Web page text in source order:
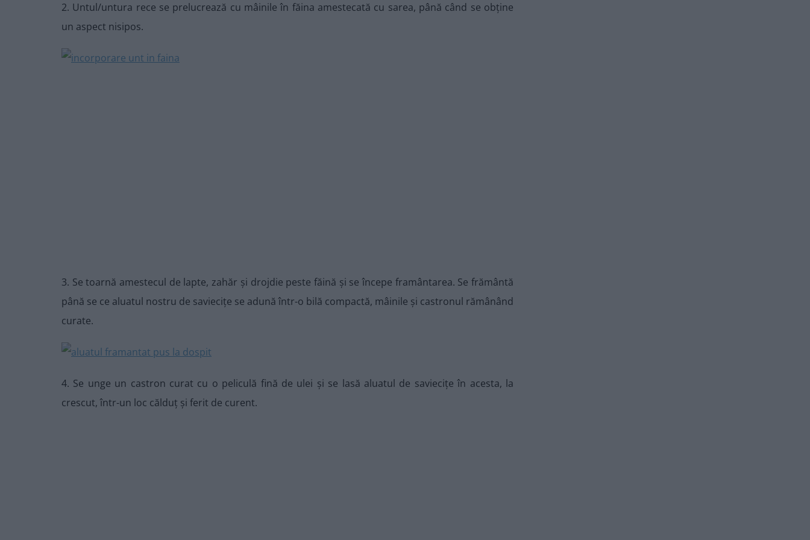
2. Untul/untura rece se prelucrează cu mâinile în făina amestecată cu sarea, până când se obține
un aspect nisipos.
3. Se toarnă amestecul de lapte, zahăr și drojdie peste făină și se începe framântarea. Se frământă
până se ce aluatul nostru de saviecițe se adună într-o bilă compactă, mâinile și castronul rămânând
curate.
4. Se unge un castron curat cu o peliculă fină de ulei și se lasă aluatul de saviecițe în acesta, la
crescut, într-un loc călduț și ferit de curent.